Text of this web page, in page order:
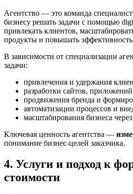
Агентство — это команда
бизнесу решать задачи с помощью
привлекать клиентов,
продукты и повышать
В зависимости от специализации
задачи:
привлечения и удержания
разработки сайтов,
продвижения бренда и
автоматизации процессов и
масштабирования бизнеса
Ключевая ценность агентства —
понимание бизнес-целей заказчика.
4. Услуги и подход к
стоимости